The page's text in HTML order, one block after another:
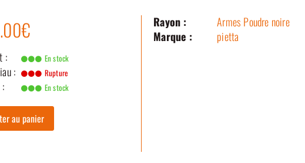
: En stock
: Rupture
: En stock
au panier
Rayon :
Armes Poudre noire
Marque :
pietta